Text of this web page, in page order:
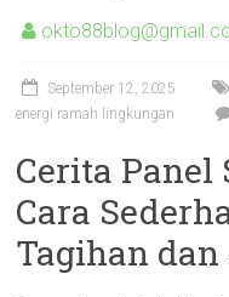
September 12, 2025
energi ramah lingkungan
Cerita Panel
Cara
Tagihan